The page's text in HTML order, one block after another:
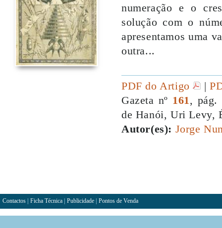
numeração e o
solução com o
apresentamos uma
outra...
PDF do Artigo |
Gazeta nº 161,
de Hanói, Uri Levy,
Autor(es): Jorge
Contactos Ficha Técnica Publicidade Pontos de Venda